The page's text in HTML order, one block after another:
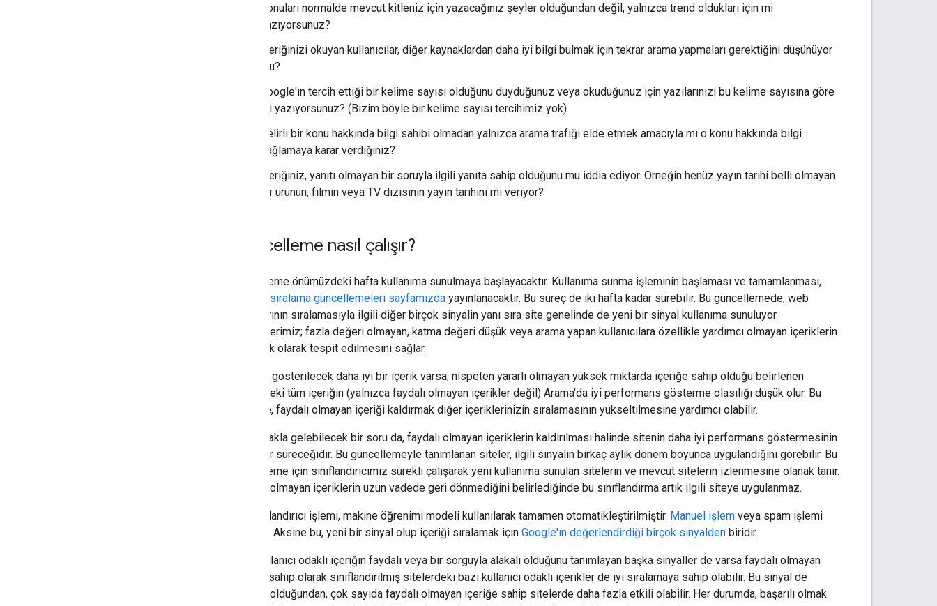
Konuları normalde mevcut kitleniz için yazacağınız şeyler olduğundan değil, yalnızca trend oldukları için mi
yazıyorsunuz?
İçeriğinizi okuyan kullanıcılar, diğer kaynaklardan daha iyi bilgi bulmak için tekrar arama yapmaları gerektiğini düşünüyor
mu?
Google'ın tercih ettiği bir kelime sayısı olduğunu duyduğunuz veya okuduğunuz için yazılarınızı bu kelime sayısına göre
mi yazıyorsunuz? (Bizim böyle bir kelime sayısı tercihimiz yok).
Belirli bir konu hakkında bilgi sahibi olmadan yalnızca arama trafiği elde etmek amacıyla mı o konu hakkında bilgi
sağlamaya karar verdiğiniz?
İçeriğiniz, yanıtı olmayan bir soruyla ilgili yanıta sahip olduğunu mu iddia ediyor. Örneğin henüz yayın tarihi belli olmayan
bir ürünün, filmin veya TV dizisinin yayın tarihini mi veriyor?
Güncelleme nasıl çalışır?
Güncelleme önümüzdeki hafta kullanıma sunulmaya başlayacaktır. Kullanıma sunma işleminin başlaması ve tamamlanması,
Google sıralama güncellemeleri sayfamızda yayınlanacaktır. Bu süreç de iki hafta kadar sürebilir. Bu güncellemede, web
sayfalarının sıralamasıyla ilgili diğer birçok sinyalin yanı sıra site genelinde de yeni bir sinyal kullanıma sunuluyor.
Sistemlerimiz; fazla değeri olmayan, katma değeri düşük veya arama yapan kullanıcılara özellikle yardımcı olmayan içeriklerin
otomatik olarak tespit edilmesini sağlar.
Web'de gösterilecek daha iyi bir içerik varsa, nispeten yararlı olmayan yüksek miktarda içeriğe sahip olduğu belirlenen
sitelerdeki tüm içeriğin (yalnızca faydalı olmayan içerikler değil) Arama'da iyi performans gösterme olasılığı düşük olur. Bu
nedenle, faydalı olmayan içeriği kaldırmak diğer içeriklerinizin sıralamasının yükseltilmesine yardımcı olabilir.
Burada akla gelebilecek bir soru da, faydalı olmayan içeriklerin kaldırılması halinde sitenin daha iyi performans göstermesinin
ne kadar süreceğidir. Bu güncellemeyle tanımlanan siteler, ilgili sinyalin birkaç aylık dönem boyunca uygulandığını görebilir. Bu
güncelleme için sınıflandırıcımız sürekli çalışarak yeni kullanıma sunulan sitelerin ve mevcut sitelerin izlenmesine olanak tanır.
Faydalı olmayan içeriklerin uzun vadede geri dönmediğini belirlediğinde bu sınıflandırma artık ilgili siteye uygulanmaz.
Bu sınıflandırıcı işlemi, makine öğrenimi modeli kullanılarak tamamen otomatikleştirilmiştir. Manuel işlem veya spam işlemi
değildir. Aksine bu, yeni bir sinyal olup içeriği sıralamak için Google'ın değerlendirdiği birçok sinyalden biridir.
Yani, kullanıcı odaklı içeriğin faydalı veya bir sorguyla alakalı olduğunu tanımlayan başka sinyaller de varsa faydalı olmayan
içeriğe sahip olarak sınıflandırılmış sitelerdeki bazı kullanıcı odaklı içerikler de iyi sıralamaya sahip olabilir. Bu sinyal de
ağırlıklı olduğundan, çok sayıda faydalı olmayan içeriğe sahip sitelerde daha fazla etkili olabilir. Her durumda, başarılı olmak